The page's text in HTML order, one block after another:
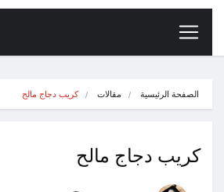
الصفحة الرئيسية مقالات كريب دجاج مالح
كريب دجاج مالح